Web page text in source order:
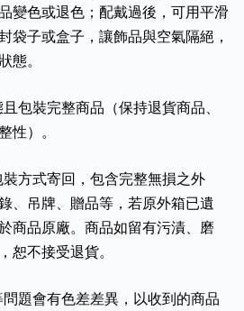
變色或退色；配戴過後，可用平滑
袋子或盒子，讓飾品與空氣隔絕，
態。
包裝完整商品（保持退貨商品、
性）。
方式寄回，包含完整無損之外
、吊牌、贈品等，若原外箱已遺
商品原廠。商品如留有污漬、磨
恕不接受退貨。
題會有色差差異，以收到的商品